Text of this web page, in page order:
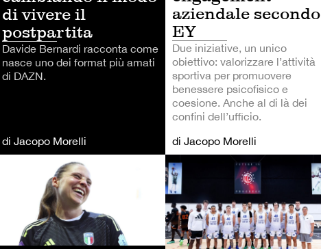
di vivere il
postpartita
Davide Bernardi racconta come
nasce uno dei format più amati
di DAZN.
di Jacopo Morelli
aziendale secondo
EY
Due iniziative, un unico
obiettivo: valorizzare l’attività
sportiva per promuovere
benessere psicofisico e
coesione. Anche al di là dei
confini dell’ufficio.
di Jacopo Morelli
CALCIO